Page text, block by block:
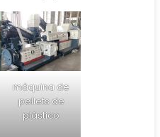
máquina de
pellets de
plástico